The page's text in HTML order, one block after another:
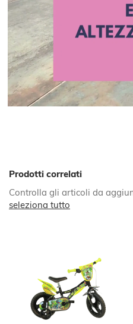
Prodotti correlati
Controlla gli articoli da
seleziona tutto